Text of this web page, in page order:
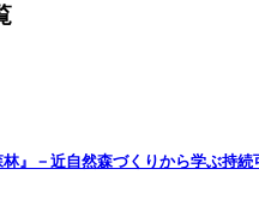
林』－近自然森づくりから学ぶ持続